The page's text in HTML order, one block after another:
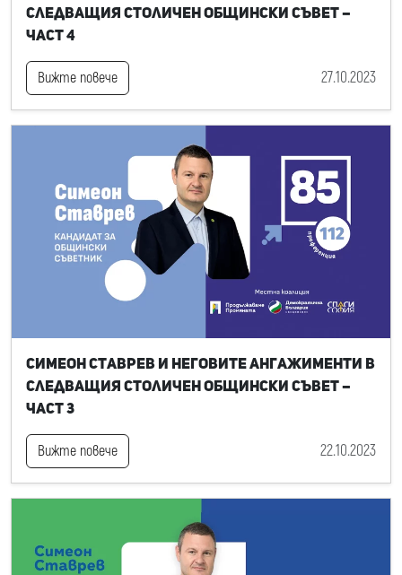
следващия Столичен общински съвет –
част 4
Вижте повече 27.10.2023
Симеон Ставрев и неговите ангажименти в
следващия Столичен общински съвет –
част 3
Вижте повече 22.10.2023